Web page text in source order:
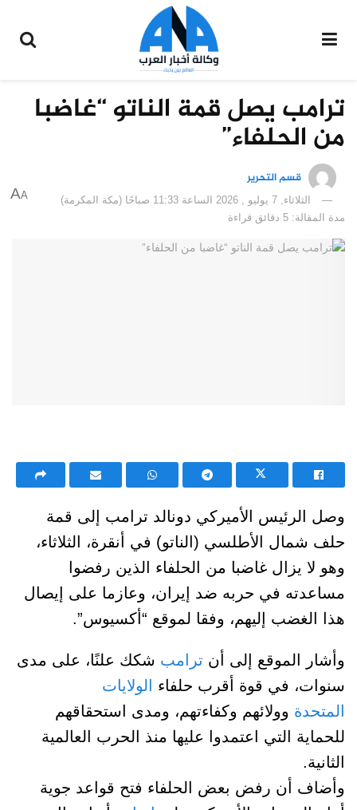
ترامب يصل قمة الناتو “غاضبا
من الحلفاء”
قسم التحرير
الثلاثاء, 7 يوليو , 2026 الساعة 11:33 صباحًا (مكة المكرمة)
مدة المقالة: 5 دقائق قراءة
A
A
وصل الرئيس الأميركي دونالد ترامب إلى قمة
حلف شمال الأطلسي (الناتو) في أنقرة، الثلاثاء،
وهو لا يزال غاضبا من الحلفاء الذين رفضوا
مساعدته في حربه ضد إيران، وعازما على إيصال
هذا الغضب إليهم، وفقا لموقع “أكسيوس”.
وأشار الموقع إلى أن ترامب شكك علنًا، على مدى
سنوات، في قوة أقرب حلفاء
الولايات
المتحدة وولائهم وكفاءتهم، ومدى استحقاقهم
للحماية التي اعتمدوا عليها منذ الحرب العالمية
الثانية.
وأضاف أن رفض بعض الحلفاء فتح قواعد جوية